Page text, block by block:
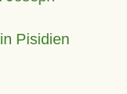
Pisidien